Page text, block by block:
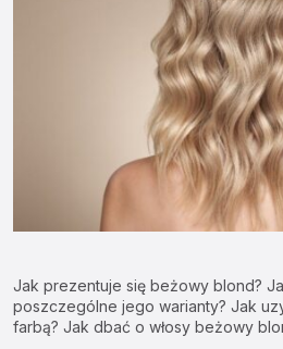
Jak prezentuje się beżowy blond?
poszczególne jego warianty? Jak
farbą? Jak dbać o włosy beżowy